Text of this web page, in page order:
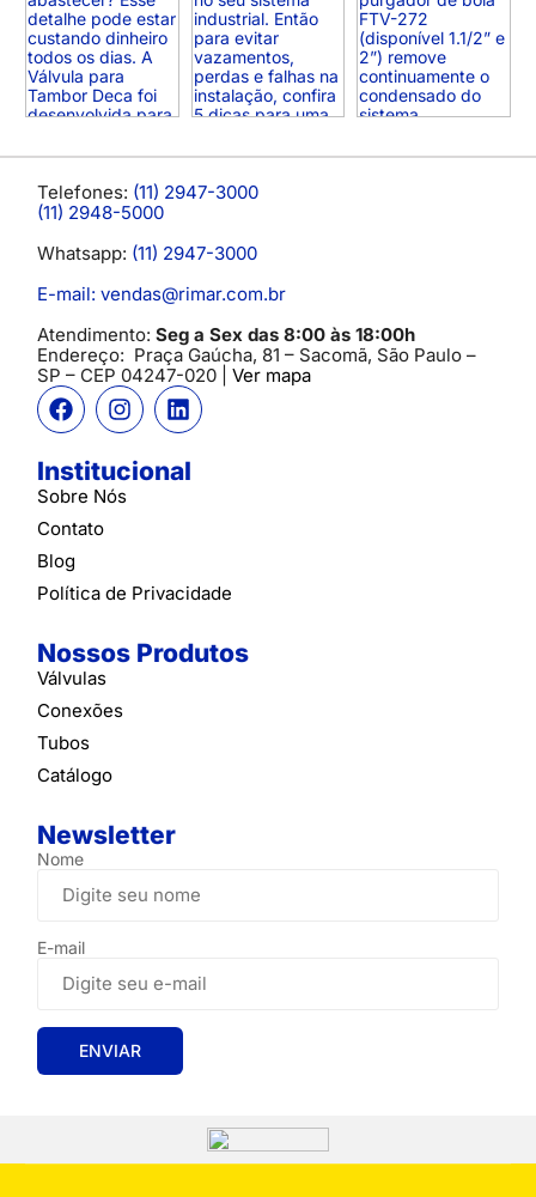
Telefones: (11) 2947-3000
(11) 2948-5000
Whatsapp: (11) 2947-3000
E-mail: vendas@rimar.com.br
Atendimento: Seg a Sex das 8:00 às 18:00h
Endereço: Praça Gaúcha, 81 – Sacomã, São Paulo –
SP – CEP 04247-020 | Ver mapa
Institucional
Sobre Nós
Contato
Blog
Política de Privacidade
Nossos Produtos
Válvulas
Conexões
Tubos
Catálogo
Newsletter
Nome
E-mail